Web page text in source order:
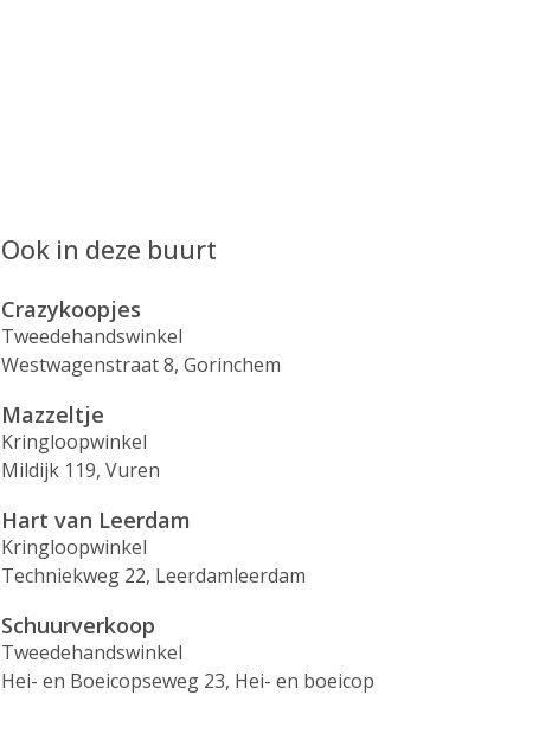
Ook in deze buurt
Crazykoopjes
Tweedehandswinkel
Westwagenstraat 8, Gorinchem
Mazzeltje
Kringloopwinkel
Mildijk 119, Vuren
Hart van Leerdam
Kringloopwinkel
Techniekweg 22, Leerdamleerdam
Schuurverkoop
Tweedehandswinkel
Hei- en Boeicopseweg 23, Hei- en boeicop